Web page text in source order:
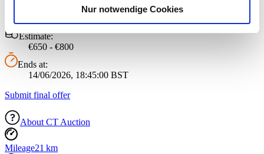
Verwendung unserer Website an unsere Partner für
soziale Medien, Werbung und Analysen weiter. Unsere
Partner führen diese Informationen möglicherweise mit
weiteren Daten zusammen, die Sie ihnen bereitgestellt
haben oder die sie im Rahmen Ihrer Nutzung der Dienste
gesammelt haben.Datenschutzerklärung
Nur notwendige Cookies
Estimate:
€650 - €800
Ends at:
14/06/2026, 18:45:00 BST
Submit final offer
About CT Auction
Mileage21 km